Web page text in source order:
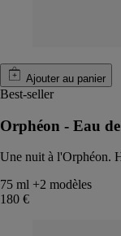
Ajouter au panier
Best-seller
Orphéon - Eau
Une nuit à l'Orphéon.
75 ml +2 modèles
180 €